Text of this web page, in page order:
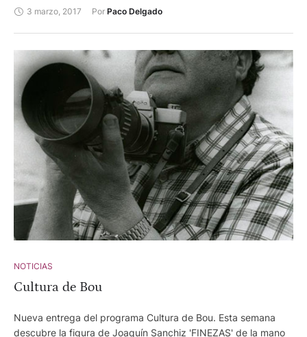
3 marzo, 2017 Por Paco Delgado
NOTICIAS
Cultura de Bou
Nueva entrega del programa Cultura de Bou. Esta semana
descubre la figura de Joaquín Sanchiz 'FINEZAS' de la mano